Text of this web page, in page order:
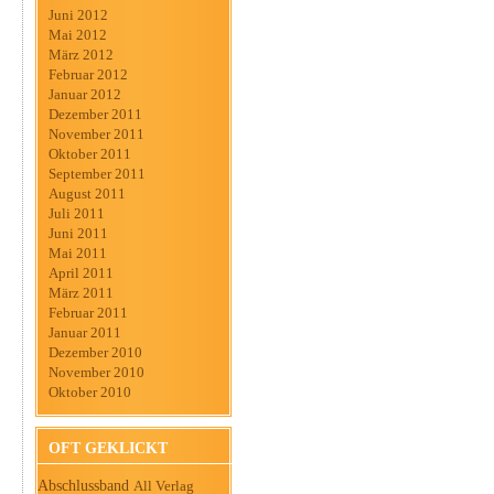
Juni 2012
Mai 2012
März 2012
Februar 2012
Januar 2012
Dezember 2011
November 2011
Oktober 2011
September 2011
August 2011
Juli 2011
Juni 2011
Mai 2011
April 2011
März 2011
Februar 2011
Januar 2011
Dezember 2010
November 2010
Oktober 2010
OFT GEKLICKT
Abschlussband All Verlag